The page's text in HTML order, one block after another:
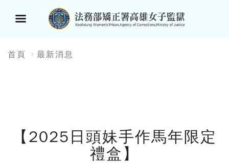
單
首頁 最新消息
【2025日頭妹手作馬年限定
禮盒】